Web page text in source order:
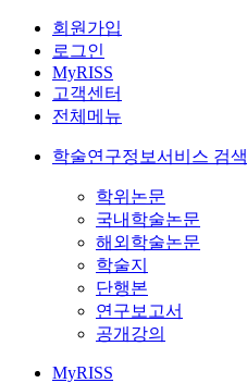
회원가입
로그인
MyRISS
고객센터
전체메뉴
학술연구정보서비스 검색
학위논문
국내학술논문
해외학술논문
학술지
단행본
연구보고서
공개강의
MyRISS